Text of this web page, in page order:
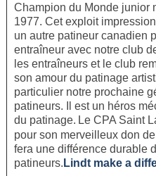
Champion du Monde junior
1977. Cet exploit
un autre patineur canadien
entraîneur avec notre club
les entraîneurs et le club
son amour du patinage
particulier notre prochaine
patineurs. Il est un héros
du patinage. Le CPA Saint
pour son merveilleux don
fera une différence durable
patineurs. Lindt make a